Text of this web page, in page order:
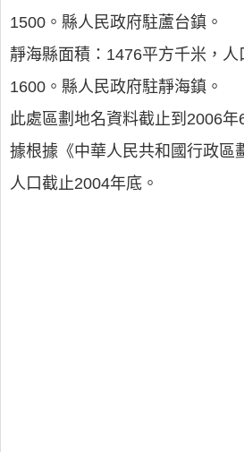
1500。縣人民政府駐蘆台鎮。
靜海縣面積：1476平方千米，
1600。縣人民政府駐靜海鎮。
此處區劃地名資料截止到2006
據根據《中華人民共和國行政區
人口截止2004年底。